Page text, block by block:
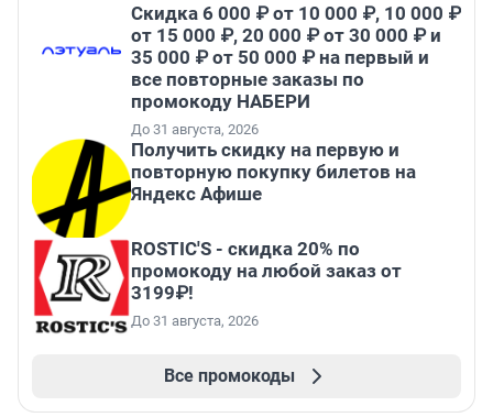
Скидка 6 000 ₽ от 10 000 ₽, 10 000 ₽
от 15 000 ₽, 20 000 ₽ от 30 000 ₽ и
35 000 ₽ от 50 000 ₽ на первый и
все повторные заказы по
промокоду НАБЕРИ
До 31 августа, 2026
Получить скидку на первую и
повторную покупку билетов на
Яндекс Афише
ROSTIC'S - скидка 20% по
промокоду на любой заказ от
3199₽!
До 31 августа, 2026
Все промокоды